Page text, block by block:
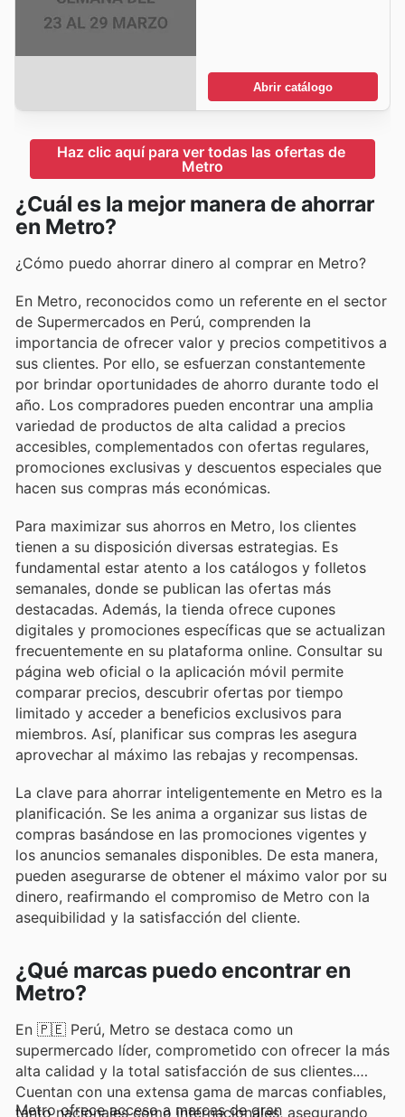
Abrir catálogo
Haz clic aquí para ver todas las ofertas de
Metro
¿Cuál es la mejor manera de ahorrar
en Metro?
¿Cómo puedo ahorrar dinero al comprar en Metro?
En Metro, reconocidos como un referente en el sector
de Supermercados en Perú, comprenden la
importancia de ofrecer valor y precios competitivos a
sus clientes. Por ello, se esfuerzan constantemente
por brindar oportunidades de ahorro durante todo el
año. Los compradores pueden encontrar una amplia
variedad de productos de alta calidad a precios
accesibles, complementados con ofertas regulares,
promociones exclusivas y descuentos especiales que
hacen sus compras más económicas.
Para maximizar sus ahorros en Metro, los clientes
tienen a su disposición diversas estrategias. Es
fundamental estar atento a los catálogos y folletos
semanales, donde se publican las ofertas más
destacadas. Además, la tienda ofrece cupones
digitales y promociones específicas que se actualizan
frecuentemente en su plataforma online. Consultar su
página web oficial o la aplicación móvil permite
comparar precios, descubrir ofertas por tiempo
limitado y acceder a beneficios exclusivos para
miembros. Así, planificar sus compras les asegura
aprovechar al máximo las rebajas y recompensas.
La clave para ahorrar inteligentemente en Metro es la
planificación. Se les anima a organizar sus listas de
compras basándose en las promociones vigentes y
los anuncios semanales disponibles. De esta manera,
pueden asegurarse de obtener el máximo valor por su
dinero, reafirmando el compromiso de Metro con la
asequibilidad y la satisfacción del cliente.
¿Qué marcas puedo encontrar en
Metro?
En 🇵🇪 Perú, Metro se destaca como un
supermercado líder, comprometido con ofrecer la más
alta calidad y la total satisfacción de sus clientes.
Cuentan con una extensa gama de marcas confiables,
tanto nacionales como internacionales, asegurando
Metro ofrece acceso a marcas de gran